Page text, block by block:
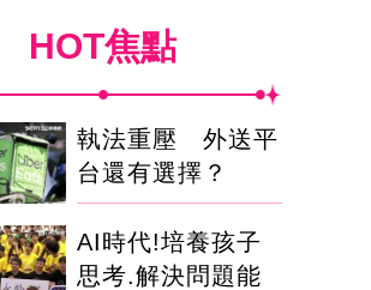
HOT焦點
執法重壓 外送平
台還有選擇？
AI時代!培養孩子
思考.解決問題能